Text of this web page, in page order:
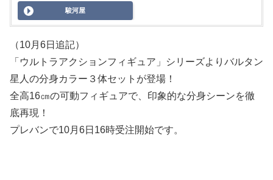
駿河屋
（10月6日追記）
「ウルトラアクションフィギュア」シリーズよりバルタン
星人の分身カラー３体セットが登場！
全高16㎝の可動フィギュアで、印象的な分身シーンを徹
底再現！
プレバンで10月6日16時受注開始です。